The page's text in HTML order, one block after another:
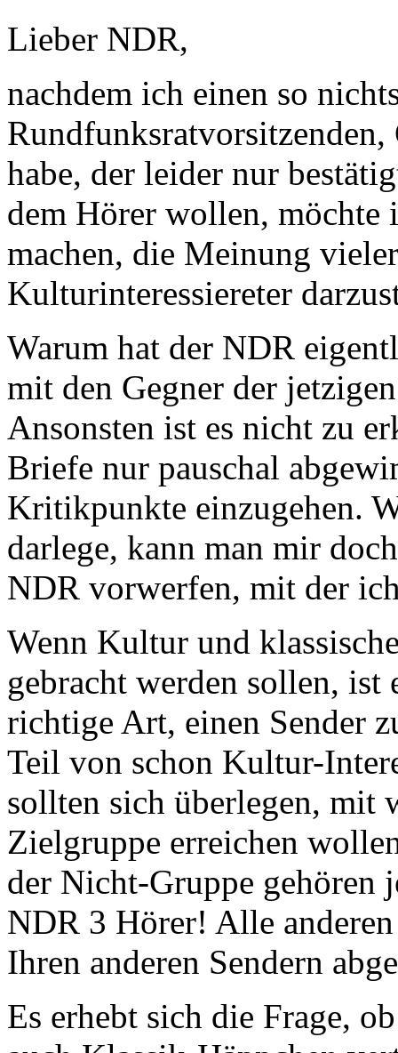
Lieber NDR,
nachdem ich einen so
habe, der leider nur
dem Hörer wollen, möchte
machen, die Meinung
Kulturinteressiereter
Warum hat der NDR
mit den Gegner der
Ansonsten ist es nicht zu
Briefe nur pauschal
Kritikpunkte einzugehen.
darlege, kann man mir
NDR vorwerfen, mit der
Wenn Kultur und
gebracht werden sollen,
richtige Art, einen Sender
Teil von schon Kultur-
sollten sich überlegen, mit
Zielgruppe erreichen
der Nicht-Gruppe gehören
NDR 3 Hörer! Alle
Ihren anderen Sendern
Es erhebt sich die Frage,